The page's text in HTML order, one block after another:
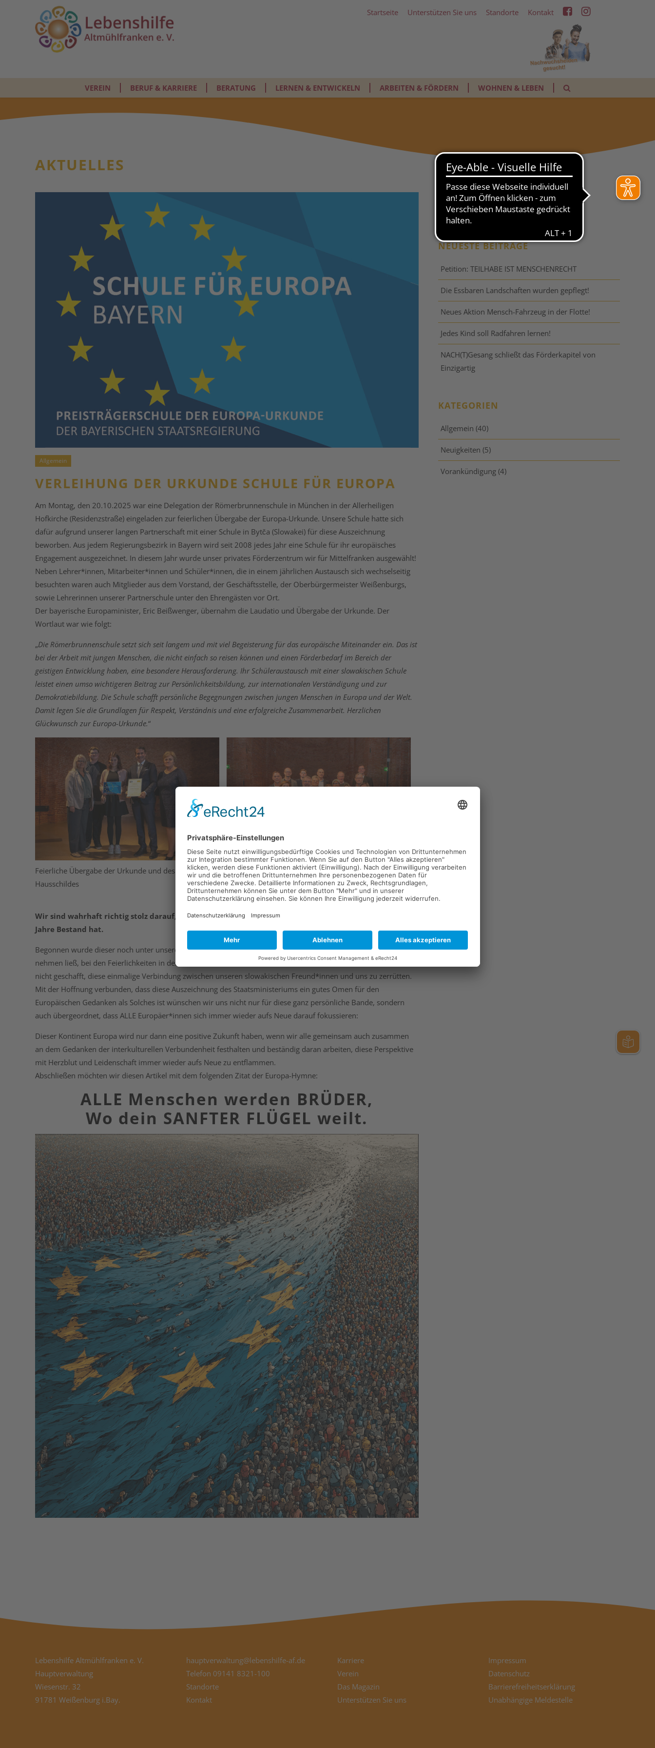
Startseite Unterstützen Sie uns Standorte Kontakt
VEREIN BERUF & KARRIERE BERATUNG LERNEN & ENTWICKELN ARBEITEN & FÖRDERN WOHNEN & LEBEN
AKTUELLES
Allgemein
VERLEIHUNG DER URKUNDE SCHULE FÜR EUROPA
Am Montag, den 20.10.2025 war eine Delegation der Römerbrunnenschule in München in der Allerheiligen
Hofkirche (Residenzstraße) eingeladen zur feierlichen Übergabe der Europa-Urkunde. Unsere Schule hatte sich
dafür aufgrund unserer langen Partnerschaft mit einer Schule in Bytča (Slowakei) für diese Auszeichnung
beworben. Aus jedem Regierungsbezirk in Bayern wird seit 2008 jedes Jahr eine Schule für ihr europäisches
Engagement ausgezeichnet. In diesem Jahr wurde unser privates Förderzentrum wir für Mittelfranken ausgewählt!
Neben Lehrer*innen, Mitarbeiter*innen und Schüler*innen, die in einem jährlichen Austausch sich wechselseitig
besuchten waren auch Mitglieder aus dem Vorstand, der Geschäftsstelle, der Oberbürgermeister Weißenburgs,
sowie Lehrerinnen unserer Partnerschule unter den Ehrengästen vor Ort.
Der bayerische Europaminister, Eric Beißwenger, übernahm die Laudatio und Übergabe der Urkunde. Der
Wortlaut war wie folgt:
„Die Römerbrunnenschule setzt sich seit langem und mit viel Begeisterung für das europäische Miteinander ein. Das ist
bei der Arbeit mit jungen Menschen, die nicht einfach so reisen können und einen Förderbedarf im Bereich der
geistigen Entwicklung haben, eine besondere Herausforderung. Ihr Schüleraustausch mit einer slowakischen Schule
leistet einen umso wichtigeren Beitrag zur Persönlichkeitsbildung, zur internationalen Verständigung und zur
Demokratiebildung. Die Schule schafft persönliche Begegnungen zwischen jungen Menschen in Europa und der Welt.
Damit legen Sie die Grundlagen für Respekt, Verständnis und eine erfolgreiche Zusammenarbeit. Herzlichen
Glückwunsch zur Europa-Urkunde.“
Feierliche Übergabe der Urkunde und des
Hausschildes
Alle Ehrengäste nach dem offiziellem Teil der
Veranstaltung
Wir sind wahrhaft richtig stolz darauf, dass dieser intraeuropäische Austausch schon über so viele
Jahre Bestand hat.
Begonnen wurde dieser noch unter unserem ehemaligen Schulleiter Thomas Geyer, der es sich auch nicht
nehmen ließ, bei den Feierlichkeiten in der Hofkirche dabei zu sein. Zudem hatte es selbst die Corona-Pandemie
nicht geschafft, diese einmalige Verbindung zwischen unseren slowakischen Freund*innen und uns zu zerrütten.
Mit der Hoffnung verbunden, dass diese Auszeichnung des Staatsministeriums ein gutes Omen für den
Europäischen Gedanken als Solches ist wünschen wir uns nicht nur für diese ganz persönliche Bande, sondern
auch übergeordnet, dass ALLE Europäer*innen sich immer wieder aufs Neue darauf fokussieren:
Dieser Kontinent Europa wird nur dann eine positive Zukunft haben, wenn wir alle gemeinsam auch zusammen
an dem Gedanken der interkulturellen Verbundenheit festhalten und beständig daran arbeiten, diese Perspektive
mit Herzblut und Leidenschaft immer wieder aufs Neue zu entflammen.
Abschließen möchten wir diesen Artikel mit dem folgenden Zitat der Europa-Hymne:
ALLE Menschen werden BRÜDER,
Wo dein SANFTER FLÜGEL weilt.
« Übersicht Aktuelles
NEUESTE BEITRÄGE
Petition: TEILHABE IST MENSCHENRECHT
Die Essbaren Landschaften wurden gepflegt!
Neues Aktion Mensch-Fahrzeug in der Flotte!
Jedes Kind soll Radfahren lernen!
NACH(T)Gesang schließt das Förderkapitel von
Einzigartig
KATEGORIEN
Allgemein (40)
Neuigkeiten (5)
Vorankündigung(4)
Lebenshilfe Altmühlfranken e. V.
Hauptverwaltung
Wiesenstr. 32
91781 Weißenburg i.Bay.
hauptverwaltung@lebenshilfe-af.de
Telefon 09141 8321-100
Standorte
Kontakt
Karriere
Verein
Das Magazin
Unterstützen Sie uns
Impressum
Datenschutz
Barrierefreiheitserklärung
Unabhängige Meldestelle